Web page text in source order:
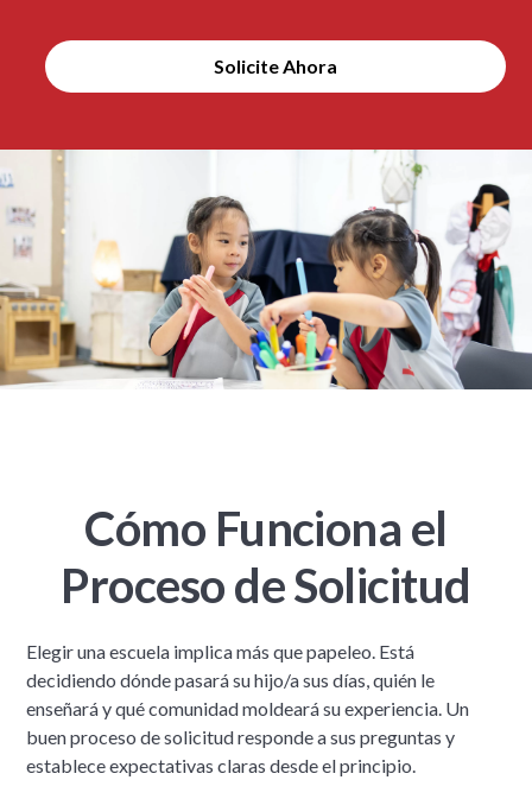
Solicite Ahora
Cómo Funciona el
Proceso de Solicitud
Elegir una escuela implica más que papeleo. Está
decidiendo dónde pasará su hijo/a sus días, quién le
enseñará y qué comunidad moldeará su experiencia. Un
buen proceso de solicitud responde a sus preguntas y
establece expectativas claras desde el principio.